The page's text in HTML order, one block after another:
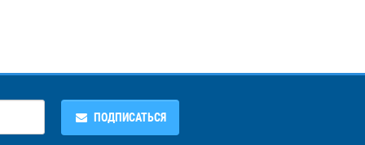
ПОДПИСАТЬСЯ